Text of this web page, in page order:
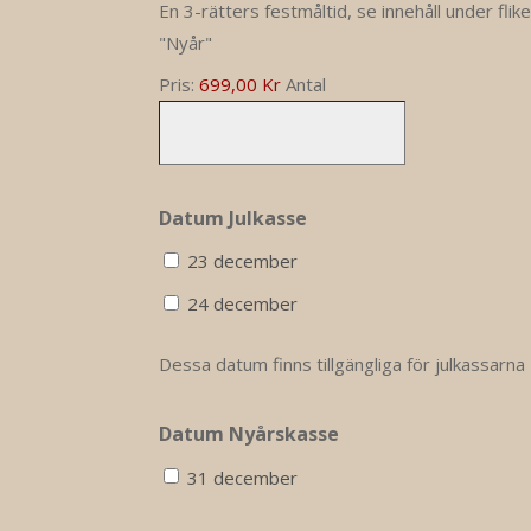
En 3-rätters festmåltid, se innehåll under
"Nyår"
Pris: 699,00 Kr Antal
Datum Julkasse
23 december
24 december
Dessa datum finns tillgängliga för julkassarna
Datum Nyårskasse
31 december